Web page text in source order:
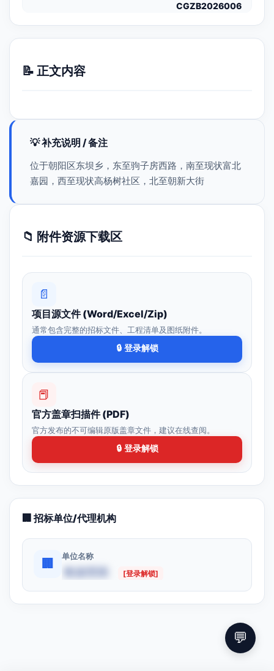
CGZB2026006
📝 正文内容
💡 补充说明 / 备注
位于朝阳区东坝乡，东至驹子房西路，南至现状富北
嘉园，西至现状高杨树社区，北至朝新大街
📁 附件资源下载区
📄
项目源文件 (Word/Excel/Zip)
通常包含完整的招标文件、工程清单及图纸附件。
🔒 登录解锁
📕
官方盖章扫描件 (PDF)
官方发布的不可编辑原版盖章文件，建议在线查阅。
🔒 登录解锁
🏢 招标单位/代理机构
🏢
单位名称
[登录解锁]
💬